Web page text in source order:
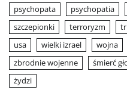
psychopata
psychopatia
szczepionki
terroryzm
usa
wielki izrael wojna
zbrodnie wojenne
śmierć
żydzi